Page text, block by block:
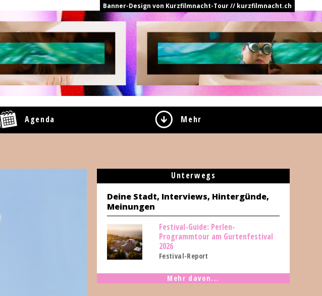
Banner-Design von Kurzfilmnacht-Tour // kurzfilmnacht.ch
Agenda Mehr
Unterwegs
Deine Stadt, Interviews, Hintergünde,
Meinungen
Festival-Guide: Perlen-
Programmtour am Gurtenfestival
2026
Festival-Report
Mehr davon...